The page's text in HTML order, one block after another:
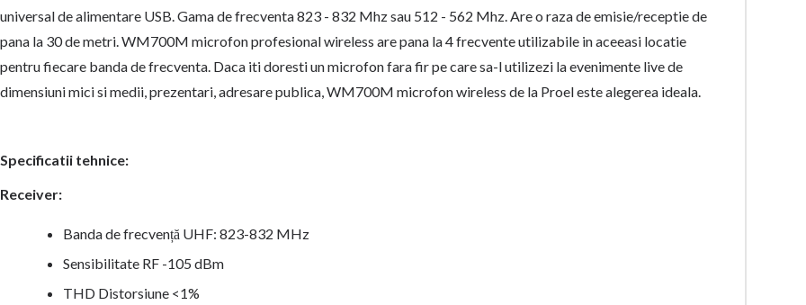
universal de alimentare USB. Gama de frecventa 823 - 832 Mhz sau 512 - 562 Mhz. Are o raza de emisie/receptie de
pana la 30 de metri. WM700M microfon profesional wireless are pana la 4 frecvente utilizabile in aceeasi locatie
pentru fiecare banda de frecventa. Daca iti doresti un microfon fara fir pe care sa-l utilizezi la evenimente live de
dimensiuni mici si medii, prezentari, adresare publica, WM700M microfon wireless de la Proel este alegerea ideala.
Specificatii tehnice:
Receiver:
Banda de frecvență UHF: 823-832 MHz
Sensibilitate RF -105 dBm
THD Distorsiune <1%